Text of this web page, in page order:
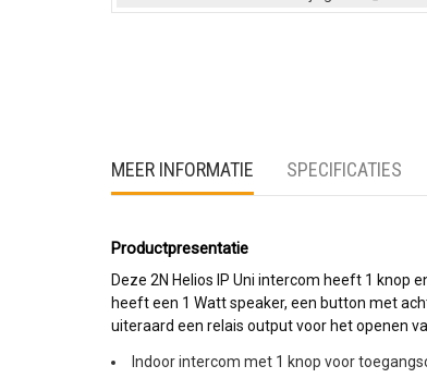
MEER INFORMATIE SPECIFICATIES
Productpresentatie
Deze 2N Helios IP Uni intercom heeft 1 knop
heeft een 1 Watt speaker, een button met
uiteraard een relais output voor het openen
Indoor intercom met 1 knop voor